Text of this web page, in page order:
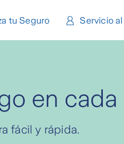
tu Seguro Servicio
en cada
fácil y rápida.